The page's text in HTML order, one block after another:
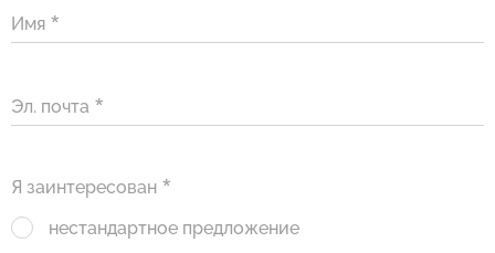
Имя
Эл. почта
Я заинтересован
нестандартное предложение